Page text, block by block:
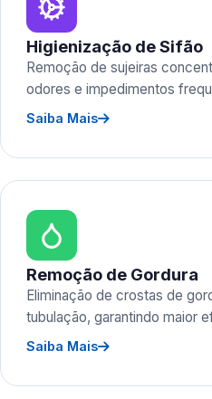
Higienização de Sifão
Remoção de sujeiras
odores e impedimentos
Saiba Mais
Remoção de Gordura
Eliminação de crostas de
tubulação, garantindo maior
Saiba Mais